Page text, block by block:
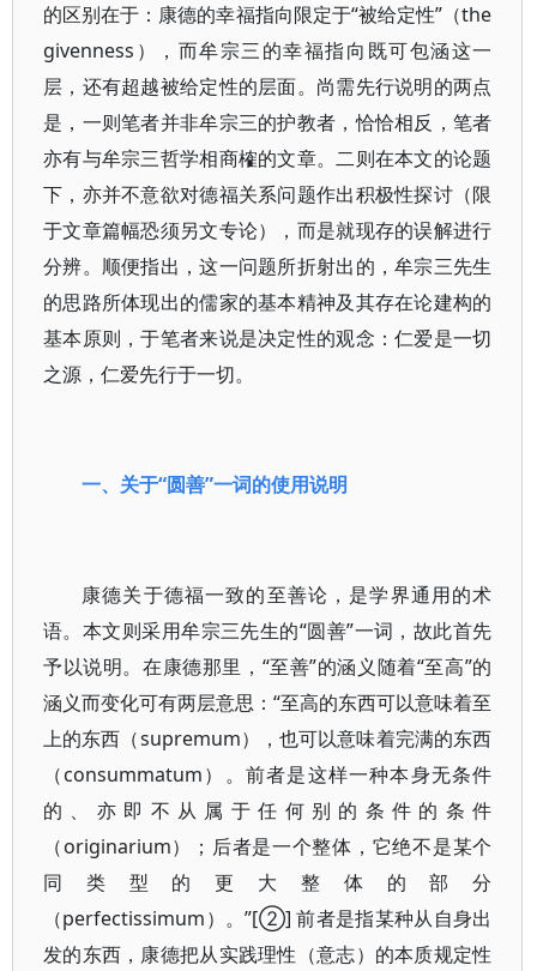
的区别在于：康德的幸福指向限定于“被给定性”（the
givenness），而牟宗三的幸福指向既可包涵这一
层，还有超越被给定性的层面。尚需先行说明的两点
是，一则笔者并非牟宗三的护教者，恰恰相反，笔者
亦有与牟宗三哲学相商榷的文章。二则在本文的论题
下，亦并不意欲对德福关系问题作出积极性探讨（限
于文章篇幅恐须另文专论），而是就现存的误解进行
分辨。顺便指出，这一问题所折射出的，牟宗三先生
的思路所体现出的儒家的基本精神及其存在论建构的
基本原则，于笔者来说是决定性的观念：仁爱是一切
之源，仁爱先行于一切。
一、关于“圆善”一词的使用说明
康德关于德福一致的至善论，是学界通用的术
语。本文则采用牟宗三先生的“圆善”一词，故此首先
予以说明。在康德那里，“至善”的涵义随着“至高”的
涵义而变化可有两层意思：“至高的东西可以意味着至
上的东西（supremum），也可以意味着完满的东西
（consummatum）。前者是这样一种本身无条件
的、亦即不从属于任何别的条件的条件
（originarium）；后者是一个整体，它绝不是某个
同类型的更大整体的部分
（perfectissimum）。”[②] 前者是指某种从自身出
发的东西，康德把从实践理性（意志）的本质规定性